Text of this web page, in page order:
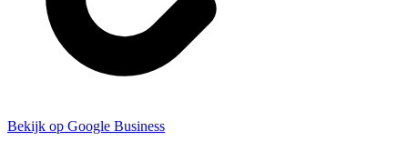
Bekijk op Google Business